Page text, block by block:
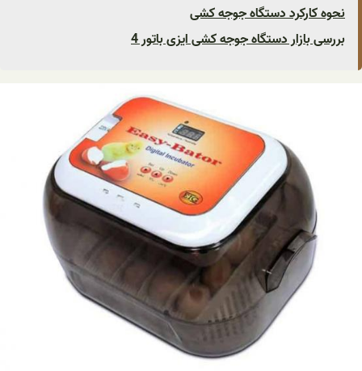
نحوه کارکرد دستگاه جوجه کشی
بررسی بازار دستگاه جوجه کشی ایزی باتور 4